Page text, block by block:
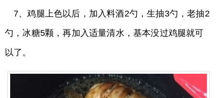
7、鸡腿上色以后，加入料酒2勺，生抽3勺，老抽2
勺，冰糖5颗，再加入适量清水，基本没过鸡腿就可
以了。